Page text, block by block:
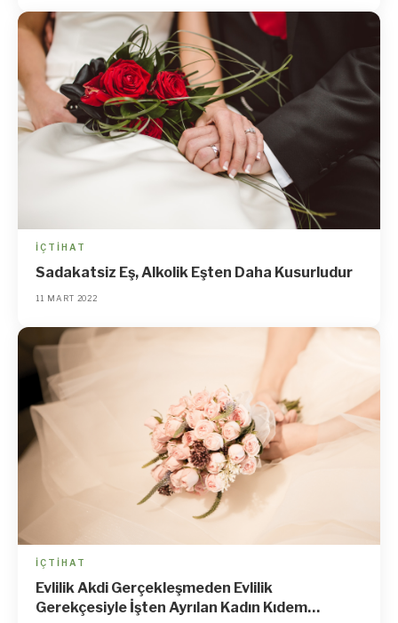
İÇTIHAT
Sadakatsiz Eş, Alkolik Eşten Daha Kusurludur
11 MART 2022
İÇTIHAT
Evlilik Akdi Gerçekleşmeden Evlilik
Gerekçesiyle İşten Ayrılan Kadın Kıdem